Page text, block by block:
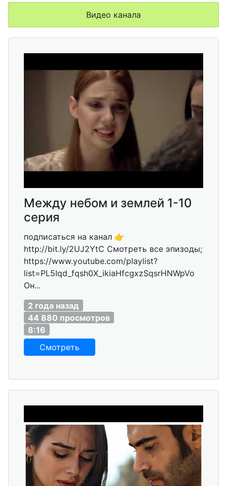
Видео канала
Между небом и землей 1-10
серия
подписаться на канал 👉
http://bit.ly/2UJ2YtC Смотреть все эпизоды;
https://www.youtube.com/playlist?
list=PL5Iqd_fqsh0X_ikiaHfcgxzSqsrHNWpVo
Он...
2 года назад
44 880 просмотров
8:16
Смотреть